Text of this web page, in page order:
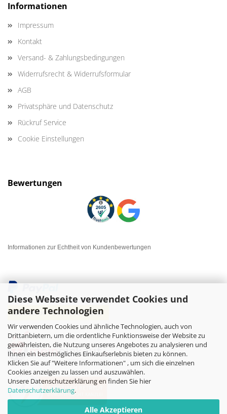
Diese Webseite verwendet Cookies und
andere Technologien
Wir verwenden Cookies und ähnliche Technologien, auch von
Drittanbietern, um die ordentliche Funktionsweise der Website zu
gewährleisten, die Nutzung unseres Angebotes zu analysieren und
Ihnen ein bestmögliches Einkaufserlebnis bieten zu können.
Klicken Sie auf "Weitere Informationen" , um sich die einzelnen
Cookies anzeigen zu lassen und auszuwählen.
Unsere Datenschutzerklärung en finden Sie hier
Datenschutzerklärung.
Alle Akzeptieren
Informationen
Impressum
Kontakt
Versand- & Zahlungsbedingungen
Widerrufsrecht & Widerrufsformular
AGB
Privatsphäre und Datenschutz
Rückruf Service
Cookie Einstellungen
Bewertungen
Informationen zur Echtheit von Kundenbewertungen